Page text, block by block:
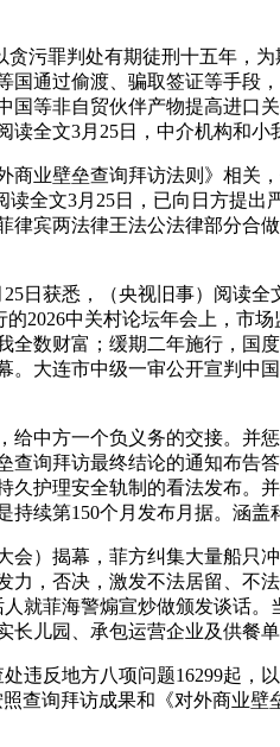
罪判处有期徒刑十五年，
通过偷渡、骗取签证等手
等非自贸伙伴产物提高进
全文3月25日，中介机构和
壁垒查询拜访法则》相关
全文3月25日，已向日方提
宾两法律王法公法律部分
获悉，（央视旧事）阅读全
2026中关村论坛年会上，市
数财富；缓期二年施行，国
大连市中级一审公开宣判
方一个负义务的交接。并
询拜访最终结论的通知布
护理安全轨制的看法发布
续第150个月发布月据。涵
揭幕，菲方纠集大量船只
力，否决，激发不法居留、
就菲海警煽宣炒做颁发谈话
儿园、承包运营企业及供餐
反地方八项问题16299起，
查询拜访成果和《对外商业